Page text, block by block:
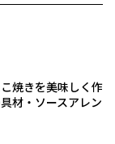
焼きを美味しく作
材・ソースアレン